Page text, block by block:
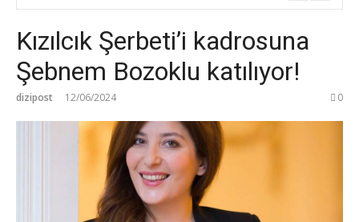
Kızılcık Şerbeti’i kadrosuna
Şebnem Bozoklu katılıyor!
dizipost 12/06/2024 0